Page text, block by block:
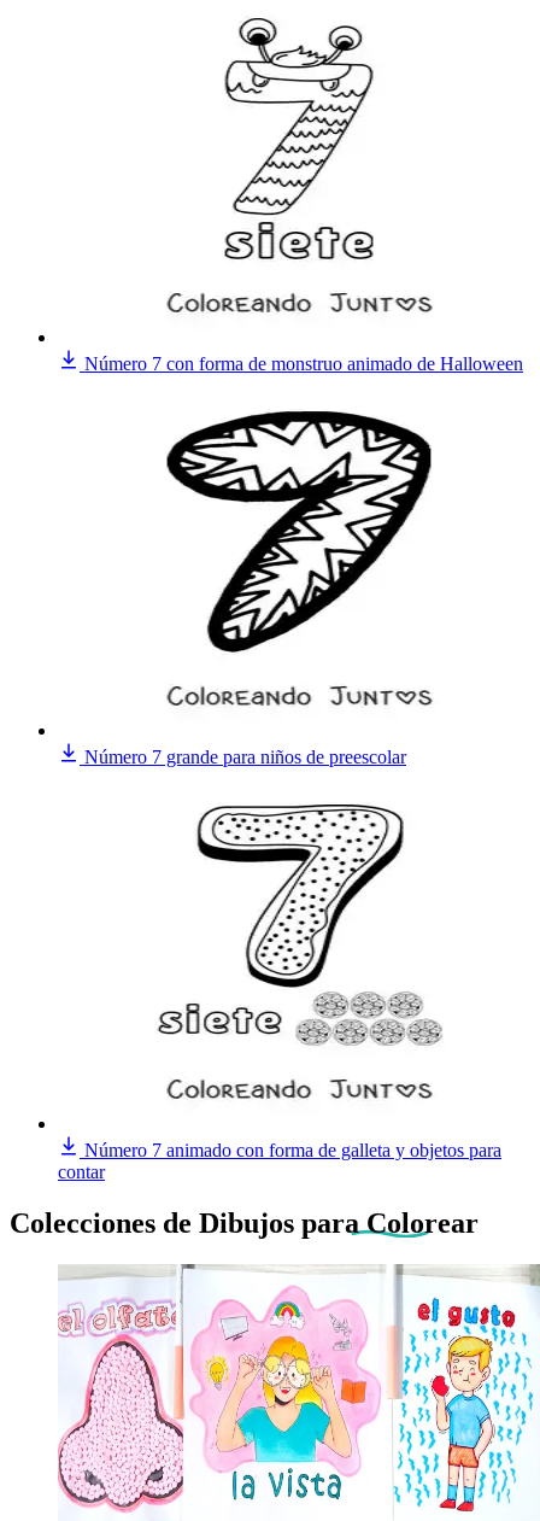
Número 7 con forma de monstruo animado de Halloween
Número 7 grande para niños de preescolar
Número 7 animado con forma de galleta y objetos para
contar
Colecciones de Dibujos para Colorear